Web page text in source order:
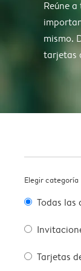
Reúne
mismo.
tarjetas
Elegir categoría
Todas las
Tarjetas